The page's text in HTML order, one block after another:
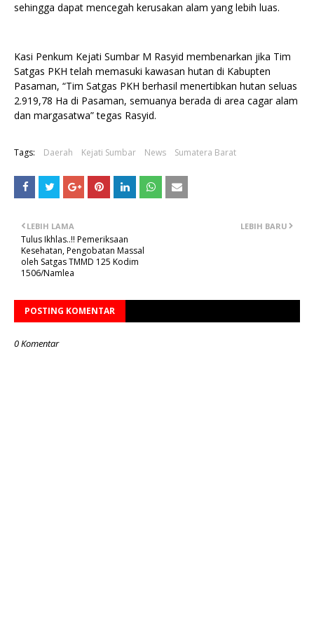
sehingga dapat mencegah kerusakan alam yang lebih luas.
Kasi Penkum Kejati Sumbar M Rasyid membenarkan jika Tim
Satgas PKH telah memasuki kawasan hutan di Kabupten
Pasaman, “Tim Satgas PKH berhasil menertibkan hutan seluas
2.919,78 Ha di Pasaman, semuanya berada di area cagar alam
dan margasatwa” tegas Rasyid.
Tags: Daerah Kejati Sumbar News Sumatera Barat
LEBIH BARU
LEBIH LAMA
Tulus Ikhlas..!! Pemeriksaan
Kesehatan, Pengobatan Massal
oleh Satgas TMMD 125 Kodim
1506/Namlea
POSTING KOMENTAR
0 Komentar